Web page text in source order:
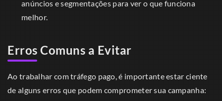
anúncios e segmentações para ver o que funciona
melhor.
Erros Comuns a Evitar
Ao trabalhar com tráfego pago, é importante estar ciente
de alguns erros que podem comprometer sua campanha: